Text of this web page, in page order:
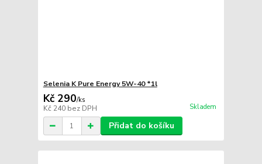
Selenia K Pure Energy 5W-40 *1l
Kč 290/ks
Kč 240 bez DPH Skladem
Přidat do košíku